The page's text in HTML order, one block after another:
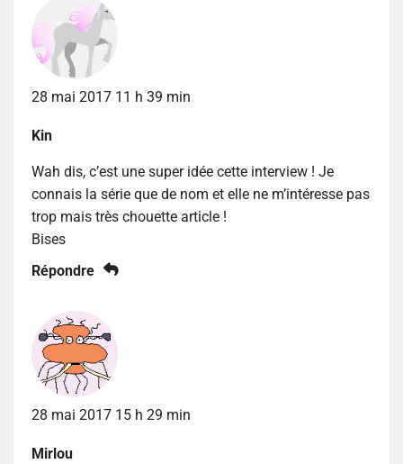
28 mai 2017 11 h 39 min
Kin
Wah dis, c’est une super idée cette interview ! Je
connais la série que de nom et elle ne m’intéresse pas
trop mais très chouette article !
Bises
Répondre
28 mai 2017 15 h 29 min
Mirlou